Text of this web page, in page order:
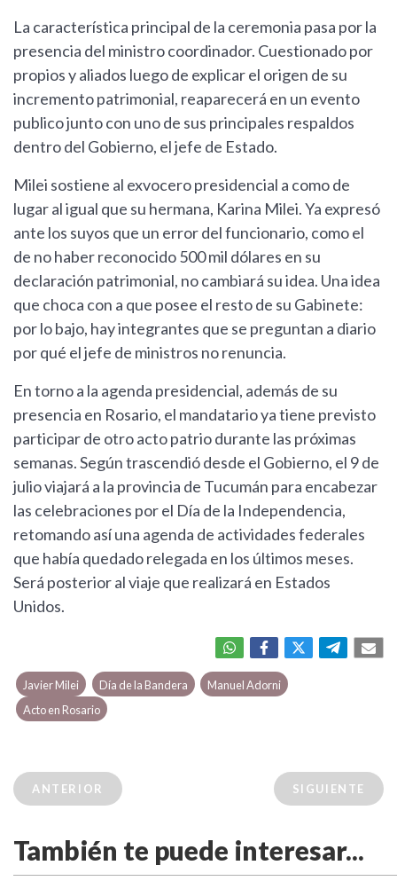
La característica principal de la ceremonia pasa por la
presencia del ministro coordinador. Cuestionado por
propios y aliados luego de explicar el origen de su
incremento patrimonial, reaparecerá en un evento
publico junto con uno de sus principales respaldos
dentro del Gobierno, el jefe de Estado.
Milei sostiene al exvocero presidencial a como de
lugar al igual que su hermana, Karina Milei. Ya expresó
ante los suyos que un error del funcionario, como el
de no haber reconocido 500 mil dólares en su
declaración patrimonial, no cambiará su idea. Una idea
que choca con a que posee el resto de su Gabinete:
por lo bajo, hay integrantes que se preguntan a diario
por qué el jefe de ministros no renuncia.
En torno a la agenda presidencial, además de su
presencia en Rosario, el mandatario ya tiene previsto
participar de otro acto patrio durante las próximas
semanas. Según trascendió desde el Gobierno, el 9 de
julio viajará a la provincia de Tucumán para encabezar
las celebraciones por el Día de la Independencia,
retomando así una agenda de actividades federales
que había quedado relegada en los últimos meses.
Será posterior al viaje que realizará en Estados
Unidos.
Javier Milei Día de la Bandera
Manuel Adorni
Acto en Rosario
ANTERIOR SIGUIENTE
También te puede interesar...